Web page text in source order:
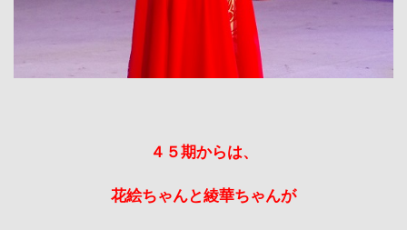
４５期からは、
花絵ちゃんと綾華ちゃんが